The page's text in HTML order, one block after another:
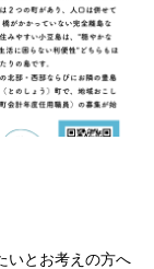
いとお考えの方へ